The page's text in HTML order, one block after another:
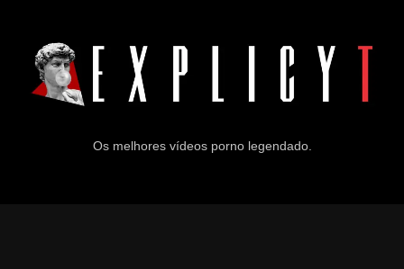
Os melhores vídeos porno legendado.